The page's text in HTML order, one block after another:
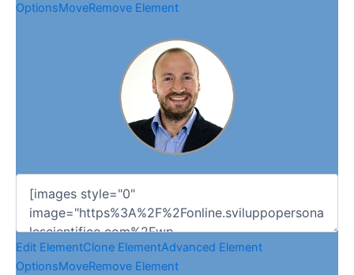
OptionsMoveRemove Element
Edit ElementClone ElementAdvanced Element
OptionsMoveRemove Element